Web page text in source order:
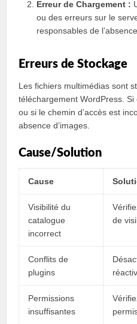
Erreur de Chargement :
ou des erreurs sur le
responsables de
Erreurs de Stockage
Les fichiers multimédias sont
téléchargement WordPress.
ou si le chemin d’accès est
absence d’images.
Cause/Solution
Cause
Visibilité du
catalogue
incorrect
de
Conflits de
plugins
Permissions
insuffisantes